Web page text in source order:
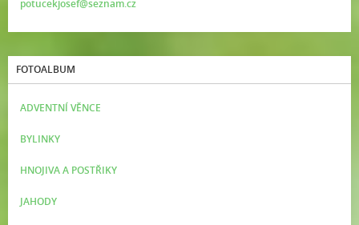
potucekjosef@seznam.cz
FOTOALBUM
ADVENTNÍ VĚNCE
BYLINKY
HNOJIVA A POSTŘIKY
JAHODY